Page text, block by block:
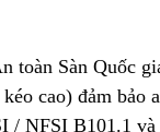
toàn Sàn Quốc
cao) đảm bảo
/ NFSI B101.1